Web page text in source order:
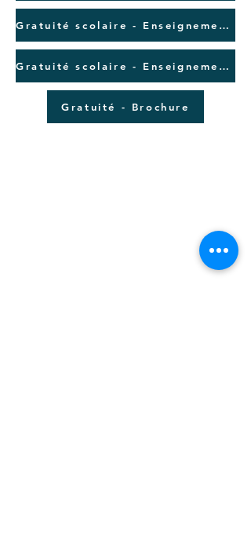
Gratuité scolaire - Enseignement primaire - P1/P2 - 2023 - 2024
Gratuité scolaire - Enseignement primaire - P3 -> P6 - 2023 - 2024
Gratuité - Brochure